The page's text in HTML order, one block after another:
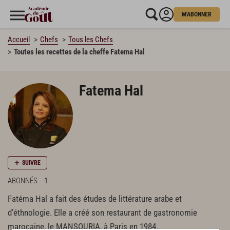
M'ABONNER
Accueil Chefs
Tous les Chefs
Toutes les recettes de la cheffe Fatema Hal
Fatema Hal
SUIVRE
ABONNÉS 1
Fatéma Hal a fait des études de littérature arabe et
d’éthnologie. Elle a créé son restaurant de gastronomie
marocaine, le MANSOURIA, à Paris en 1984.